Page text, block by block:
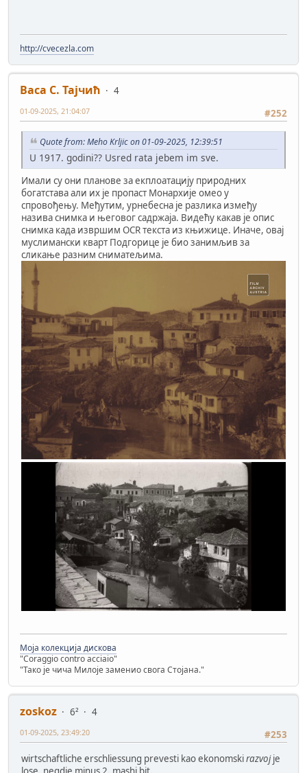
http://cvecezla.com
Васа С. Тајчић
4
#252
01-09-2025, 21:04:07
Quote from: Meho Krljic on 01-09-2025, 12:39:51
U 1917. godini?? Usred rata jebem im sve.
Имали су они планове за екплоатацију природних
богатстава али их је пропаст Монархије омео у
спровођењу. Међутим, урнебесна је разлика између
назива снимка и његовог садржаја. Видећу какав је опис
снимка када извршим OCR текста из књижице. Иначе, овај
муслимански кварт Подгорице је био занимљив за
сликање разним сниматељима.
Моја колекција дискова
"Coraggio contro acciaio"
"Тако је чича Милоје заменио свога Стојана."
zoskoz 6²
4
#253
01-09-2025, 23:49:20
wirtschaftliche erschliessung prevesti kao ekonomskirazvojje